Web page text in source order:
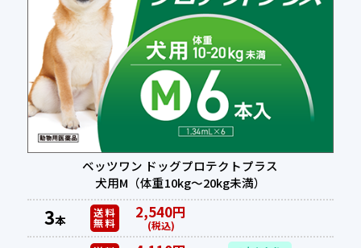
ベッツワン ドッグプロテクトプラス
犬用M（体重10kg～20kg未満）
3本 送料
無料
2,540円
(税込)